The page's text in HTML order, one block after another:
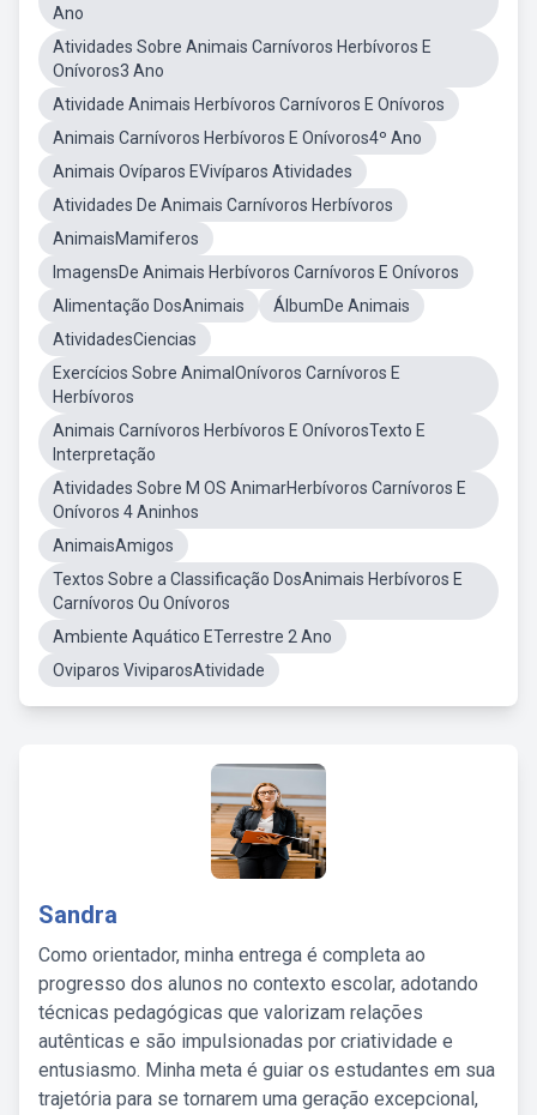
Ano
Atividades Sobre Animais Carnívoros Herbívoros E
Onívoros3 Ano
Atividade Animais Herbívoros Carnívoros E Onívoros
Animais Carnívoros Herbívoros E Onívoros4º Ano
Animais Ovíparos EVivíparos Atividades
Atividades De Animais Carnívoros Herbívoros
AnimaisMamiferos
ImagensDe Animais Herbívoros Carnívoros E Onívoros
Alimentação DosAnimais
ÁlbumDe Animais
AtividadesCiencias
Exercícios Sobre AnimalOnívoros Carnívoros E
Herbívoros
Animais Carnívoros Herbívoros E OnívorosTexto E
Interpretação
Atividades Sobre M OS AnimarHerbívoros Carnívoros E
Onívoros 4 Aninhos
AnimaisAmigos
Textos Sobre a Classificação DosAnimais Herbívoros E
Carnívoros Ou Onívoros
Ambiente Aquático ETerrestre 2 Ano
Oviparos ViviparosAtividade
Sandra
Como orientador, minha entrega é completa ao
progresso dos alunos no contexto escolar, adotando
técnicas pedagógicas que valorizam relações
autênticas e são impulsionadas por criatividade e
entusiasmo. Minha meta é guiar os estudantes em sua
trajetória para se tornarem uma geração excepcional,